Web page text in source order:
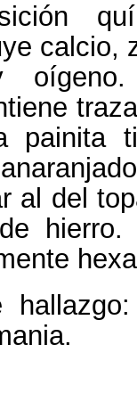
calcio,
painita
al del
hierro.